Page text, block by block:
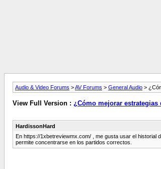
Audio & Video Forums >AV Forums > General Audio >
View Full Version : ¿Cómo mejorar estrategias
HardissonHard
En https://1xbetreviewmx.com/ , me gusta usar el historial
permite concentrarse en los partidos correctos.